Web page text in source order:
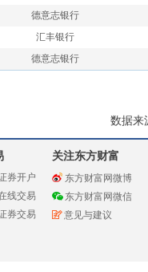
德意志银行
汇丰银行
德意志银行
数据来
券开户
线交易
券交易
关注东方财富
东方财富网微博
东方财富网微信
意见与建议